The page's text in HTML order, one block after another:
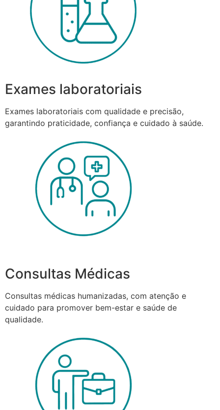
Exames laboratoriais
Exames laboratoriais com qualidade e precisão,
garantindo praticidade, confiança e cuidado à saúde.
Consultas Médicas
Consultas médicas humanizadas, com atenção e
cuidado para promover bem-estar e saúde de
qualidade.